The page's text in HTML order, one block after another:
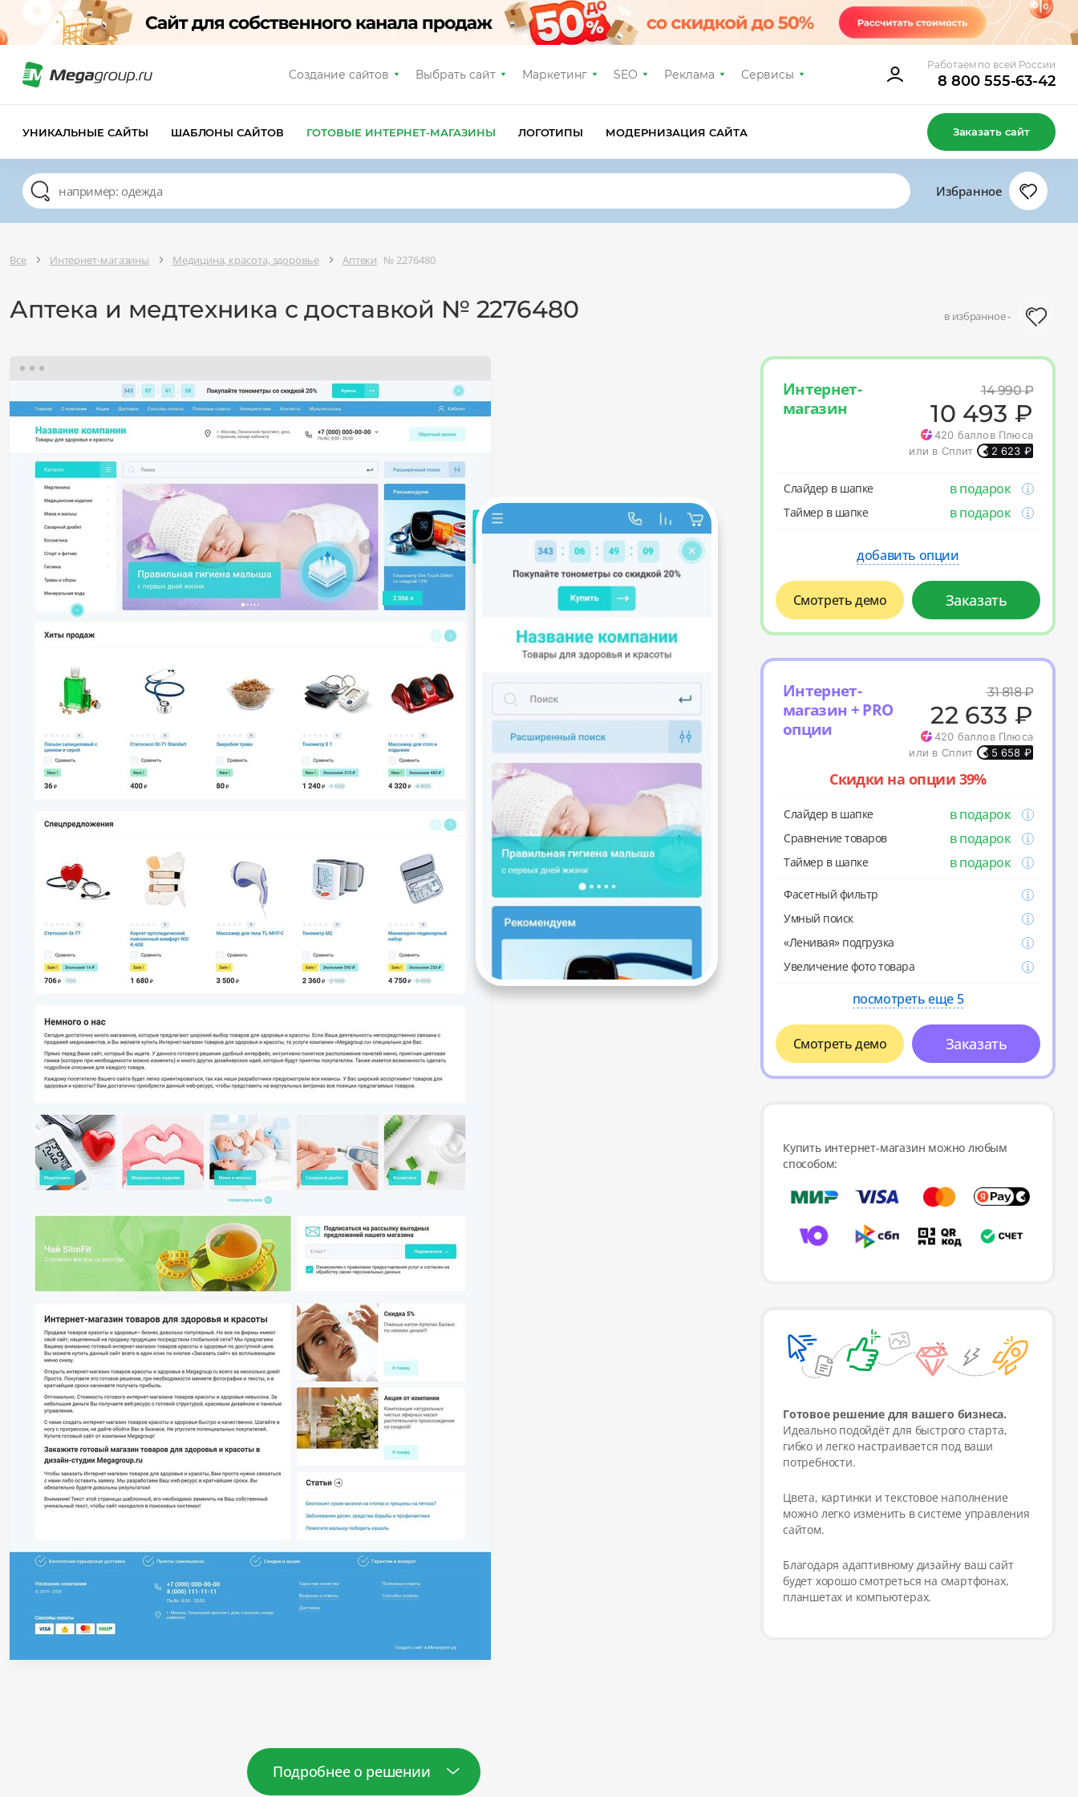
Создание сайтов Выбрать сайт Маркетинг SEO Реклама Сервисы
Работаем по всей России
8 800 555-63-42
УНИКАЛЬНЫЕ САЙТЫ ШАБЛОНЫ САЙТОВ ГОТОВЫЕ ИНТЕРНЕТ-МАГАЗИНЫ ЛОГОТИПЫ МОДЕРНИЗАЦИЯ САЙТА Заказать сайт
Избранное
Все Интернет-магазины Медицина, красота, здоровье Аптеки № 2276480
Аптека и медтехника с доставкой № 2276480 в избранное -
Интернет-
магазин
14 990₽
10 493 ₽
420 баллов Плюса
или в Сплит
2 623 ₽
Слайдер в шапке в подарок
Таймер в шапке в подарок
добавить опции
Смотреть демо Заказать
Интернет-
магазин + PRO
опции
31 818₽
22 633 ₽
420 баллов Плюса
или в Сплит
5 658 ₽
Скидки на опции 39%
Слайдер в шапке в подарок
Cравнение товаров в подарок
Таймер в шапке в подарок
Фасетный фильтр
Умный поиск
«Ленивая» подгрузка
Увеличение фото товара
посмотреть еще 5
Смотреть демо Заказать
Купить интернет-магазин можно любым
способом:
Готовое решение для вашего бизнеса.
Идеально подойдёт для быстрого старта,
гибко и легко настраивается под ваши
потребности.
Цвета, картинки и текстовое наполнение
можно легко изменить в системе управления
сайтом.
Благодаря адаптивному дизайну ваш сайт
будет хорошо смотреться на смартфонах,
планшетах и компьютерах.
Подробнее о решении